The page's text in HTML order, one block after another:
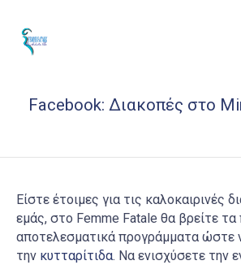
Facebook: Διακοπές στο
Είστε έτοιμες για τις καλοκαιρινές
εμάς, στο Femme Fatale θα βρείτε τα
αποτελεσματικά προγράμματα ώστε
την κυτταρίτιδα. Nα ενισχύσετε την